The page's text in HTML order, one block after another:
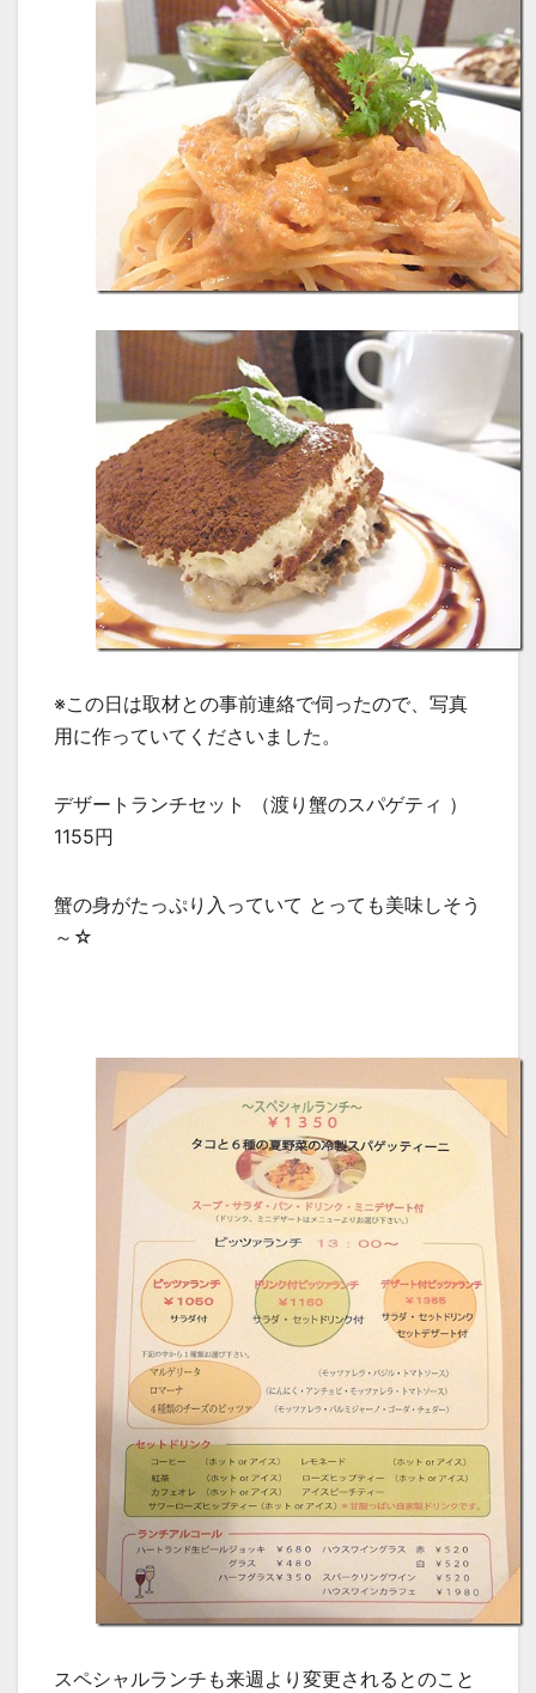
※この日は取材との事前連絡で伺ったので、写真
用に作っていてくださいました。
デザートランチセット （渡り蟹のスパゲティ ）
1155円
蟹の身がたっぷり入っていて とっても美味しそう
～☆
スペシャルランチも来週より変更されるとのこと